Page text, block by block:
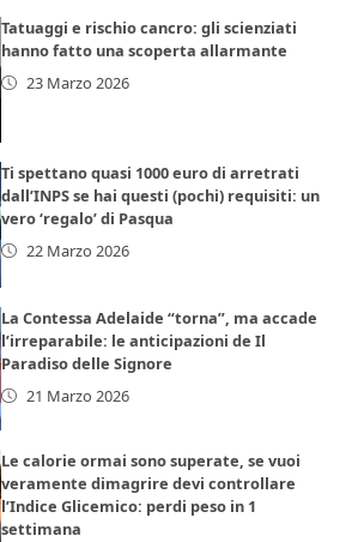
Tatuaggi e rischio cancro: gli scienziati
hanno fatto una scoperta allarmante
23 Marzo 2026
Ti spettano quasi 1000 euro di arretrati
dall’INPS se hai questi (pochi) requisiti: un
vero ‘regalo’ di Pasqua
22 Marzo 2026
La Contessa Adelaide “torna”, ma accade
l’irreparabile: le anticipazioni de Il
Paradiso delle Signore
21 Marzo 2026
Le calorie ormai sono superate, se vuoi
veramente dimagrire devi controllare
l’Indice Glicemico: perdi peso in 1
settimana